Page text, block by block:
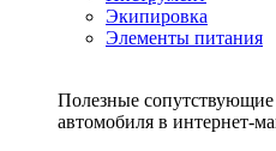
Экипировка
Элементы питания
Полезные
автомобиля в интернет-